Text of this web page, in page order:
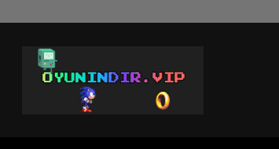
Oyun
İndir